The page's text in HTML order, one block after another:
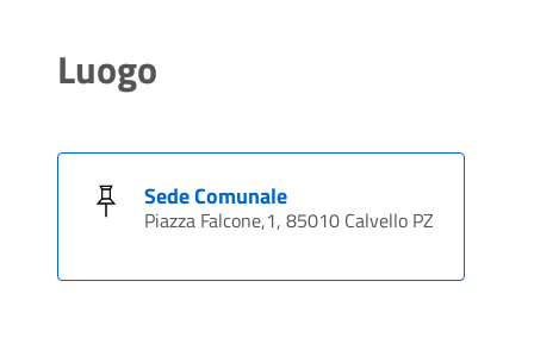
Luogo
Sede Comunale
Piazza Falcone,1, 85010 Calvello PZ